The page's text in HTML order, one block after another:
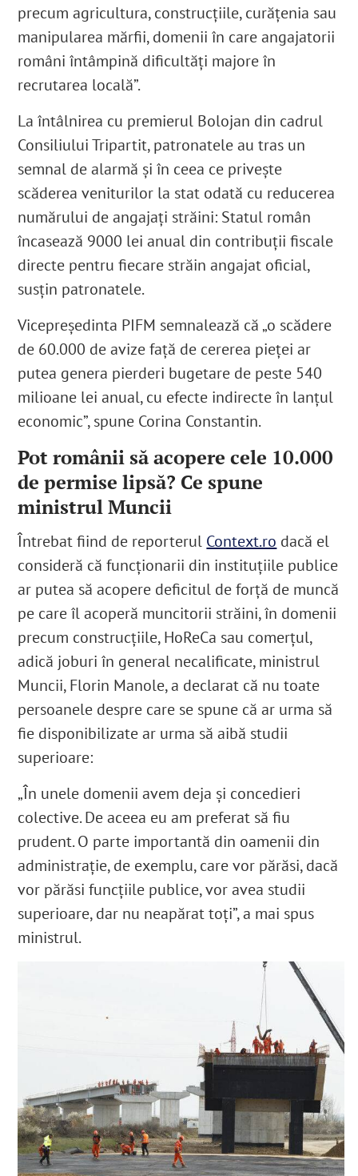
precum agricultura, construcțiile, curățenia sau
manipularea mărfii, domenii în care angajatorii
români întâmpină dificultăți majore în
recrutarea locală”.
La întâlnirea cu premierul Bolojan din cadrul
Consiliului Tripartit, patronatele au tras un
semnal de alarmă și în ceea ce privește
scăderea veniturilor la stat odată cu reducerea
numărului de angajați străini: Statul român
încasează 9000 lei anual din contribuții fiscale
directe pentru fiecare străin angajat oficial,
susțin patronatele.
Vicepreședinta PIFM semnalează că „o scădere
de 60.000 de avize față de cererea pieței ar
putea genera pierderi bugetare de peste 540
milioane lei anual, cu efecte indirecte în lanțul
economic”, spune Corina Constantin.
Pot românii să acopere cele 10.000
de permise lipsă? Ce spune
ministrul Muncii
Întrebat fiind de reporterul Context.ro dacă el
consideră că funcționarii din instituțiile publice
ar putea să acopere deficitul de forță de muncă
pe care îl acoperă muncitorii străini, în domenii
precum construcțiile, HoReCa sau comerțul,
adică joburi în general necalificate, ministrul
Muncii, Florin Manole, a declarat că nu toate
persoanele despre care se spune că ar urma să
fie disponibilizate ar urma să aibă studii
superioare:
„În unele domenii avem deja și concedieri
colective. De aceea eu am preferat să fiu
prudent. O parte importantă din oamenii din
administrație, de exemplu, care vor părăsi, dacă
vor părăsi funcțiile publice, vor avea studii
superioare, dar nu neapărat toți”, a mai spus
ministrul.